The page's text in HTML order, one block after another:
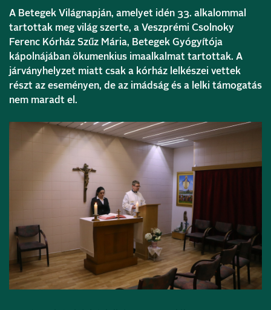
A Betegek Világnapján, amelyet idén 33. alkalommal
tartottak meg világ szerte, a Veszprémi Csolnoky
Ferenc Kórház Szűz Mária, Betegek Gyógyítója
kápolnájában ökumenkius imaalkalmat tartottak. A
járványhelyzet miatt csak a kórház lelkészei vettek
részt az eseményen, de az imádság és a lelki támogatás
nem maradt el.